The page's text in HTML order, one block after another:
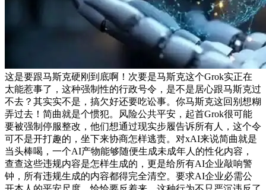
这是要跟马斯克硬刚到底啊！次要是马斯克这个Grok实正在
太能惹事了，这种强制性的行政号令，是不是居心跟马斯克过
不去？其实实不是，搞欠好还要吃讼事。你马斯克这回别想糊
弄过去！简曲就是个惯犯。风险公共平安，起首Grok很可能
要被强制停服整改，他们想通过现实步履告诉所有人，这个令
可不是开打趣的，坐下来协商怎样逃责。对xAI来说简曲就是
当头棒喝，一个AI产物能够随便生成未成年人的性化内容，
查查这些违规内容是怎样生成的，更是给所有AI企业敲响警
钟，所有违规生成的内容都得完全清空。要求AI企业必需公